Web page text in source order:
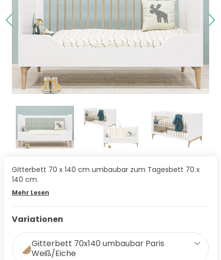
Gitterbett 70 x 140 cm umbaubar zum Tagesbett 70 x
140 cm.
Mehr Lesen
Variationen
Gitterbett 70x140 umbaubar Paris
Weiß/Eiche